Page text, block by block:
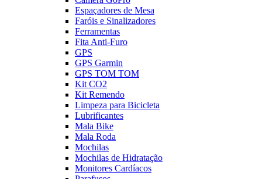
Espaçadores de Mesa
Faróis e Sinalizadores
Ferramentas
Fita Anti-Furo
GPS
GPS Garmin
GPS TOM TOM
Kit CO2
Kit Remendo
Limpeza para Bicicleta
Lubrificantes
Mala Bike
Mala Roda
Mochilas
Mochilas de Hidratação
Monitores Cardíacos